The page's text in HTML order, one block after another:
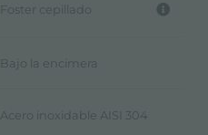
Foster cepillado
Bajo la encimera
Acero inoxidable AISI 304